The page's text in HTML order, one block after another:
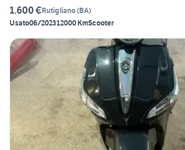
1.600 €Rutigliano(BA)
Usato06/202312000 KmScooter